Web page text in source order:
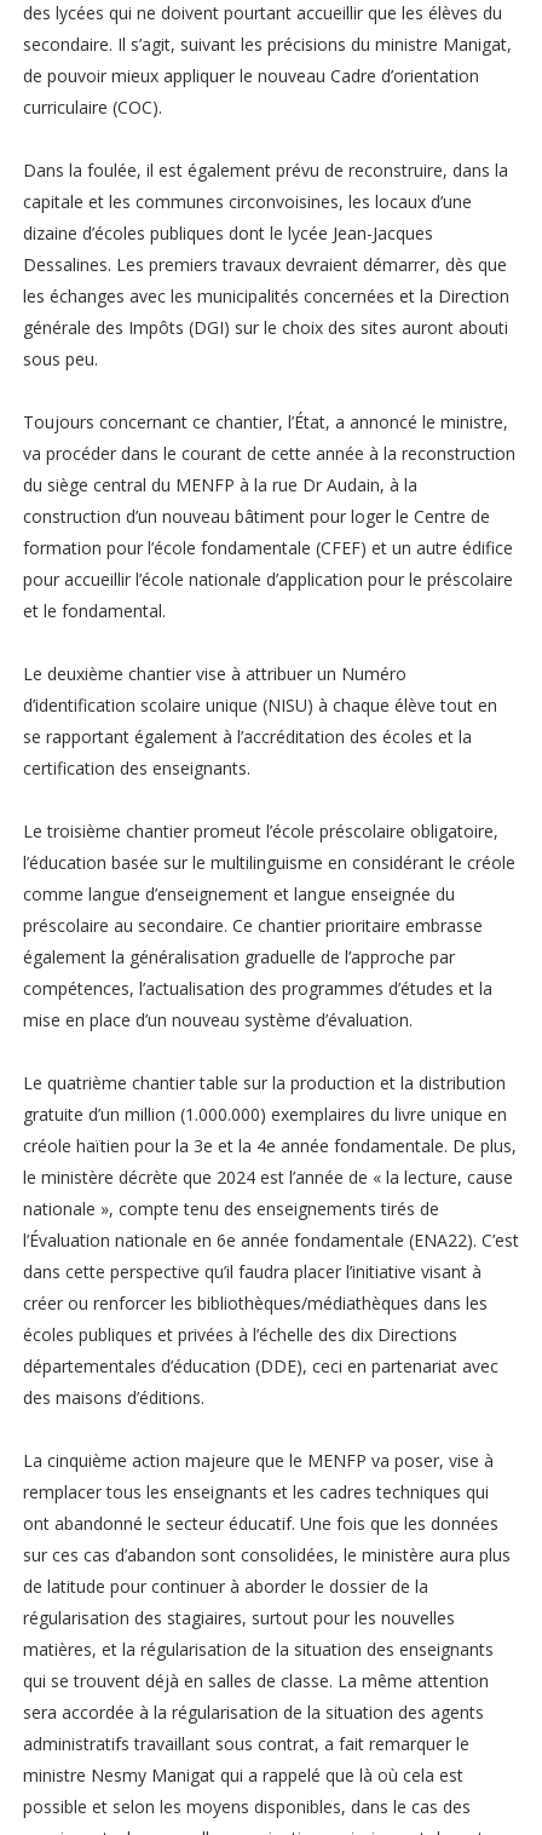
des lycées qui ne doivent pourtant accueillir que les élèves du
secondaire. Il s’agit, suivant les précisions du ministre Manigat,
de pouvoir mieux appliquer le nouveau Cadre d’orientation
curriculaire (COC).
Dans la foulée, il est également prévu de reconstruire, dans la
capitale et les communes circonvoisines, les locaux d’une
dizaine d’écoles publiques dont le lycée Jean-Jacques
Dessalines. Les premiers travaux devraient démarrer, dès que
les échanges avec les municipalités concernées et la Direction
générale des Impôts (DGI) sur le choix des sites auront abouti
sous peu.
Toujours concernant ce chantier, l’État, a annoncé le ministre,
va procéder dans le courant de cette année à la reconstruction
du siège central du MENFP à la rue Dr Audain, à la
construction d’un nouveau bâtiment pour loger le Centre de
formation pour l’école fondamentale (CFEF) et un autre édifice
pour accueillir l’école nationale d’application pour le préscolaire
et le fondamental.
Le deuxième chantier vise à attribuer un Numéro
d’identification scolaire unique (NISU) à chaque élève tout en
se rapportant également à l’accréditation des écoles et la
certification des enseignants.
Le troisième chantier promeut l’école préscolaire obligatoire,
l’éducation basée sur le multilinguisme en considérant le créole
comme langue d’enseignement et langue enseignée du
préscolaire au secondaire. Ce chantier prioritaire embrasse
également la généralisation graduelle de l’approche par
compétences, l’actualisation des programmes d’études et la
mise en place d’un nouveau système d’évaluation.
Le quatrième chantier table sur la production et la distribution
gratuite d’un million (1.000.000) exemplaires du livre unique en
créole haïtien pour la 3e et la 4e année fondamentale. De plus,
le ministère décrète que 2024 est l’année de « la lecture, cause
nationale », compte tenu des enseignements tirés de
l’Évaluation nationale en 6e année fondamentale (ENA22). C’est
dans cette perspective qu’il faudra placer l’initiative visant à
créer ou renforcer les bibliothèques/médiathèques dans les
écoles publiques et privées à l’échelle des dix Directions
départementales d’éducation (DDE), ceci en partenariat avec
des maisons d’éditions.
La cinquième action majeure que le MENFP va poser, vise à
remplacer tous les enseignants et les cadres techniques qui
ont abandonné le secteur éducatif. Une fois que les données
sur ces cas d’abandon sont consolidées, le ministère aura plus
de latitude pour continuer à aborder le dossier de la
régularisation des stagiaires, surtout pour les nouvelles
matières, et la régularisation de la situation des enseignants
qui se trouvent déjà en salles de classe. La même attention
sera accordée à la régularisation de la situation des agents
administratifs travaillant sous contrat, a fait remarquer le
ministre Nesmy Manigat qui a rappelé que là où cela est
possible et selon les moyens disponibles, dans le cas des